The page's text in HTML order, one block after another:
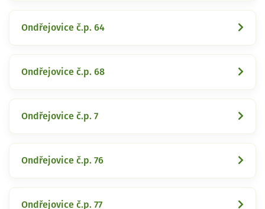
Ondřejovice č.p. 64
Ondřejovice č.p. 68
Ondřejovice č.p. 7
Ondřejovice č.p. 76
Ondřejovice č.p. 77